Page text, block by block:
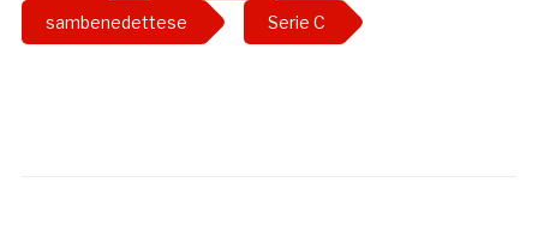
sambenedettese Serie C